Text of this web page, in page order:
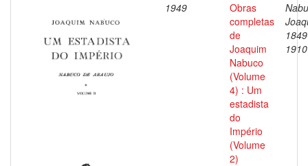
1949
Obras
completas
de
Joaquim
Nabuco
(Volume
4) : Um
estadista
do
Império
(Volume
2)
1910